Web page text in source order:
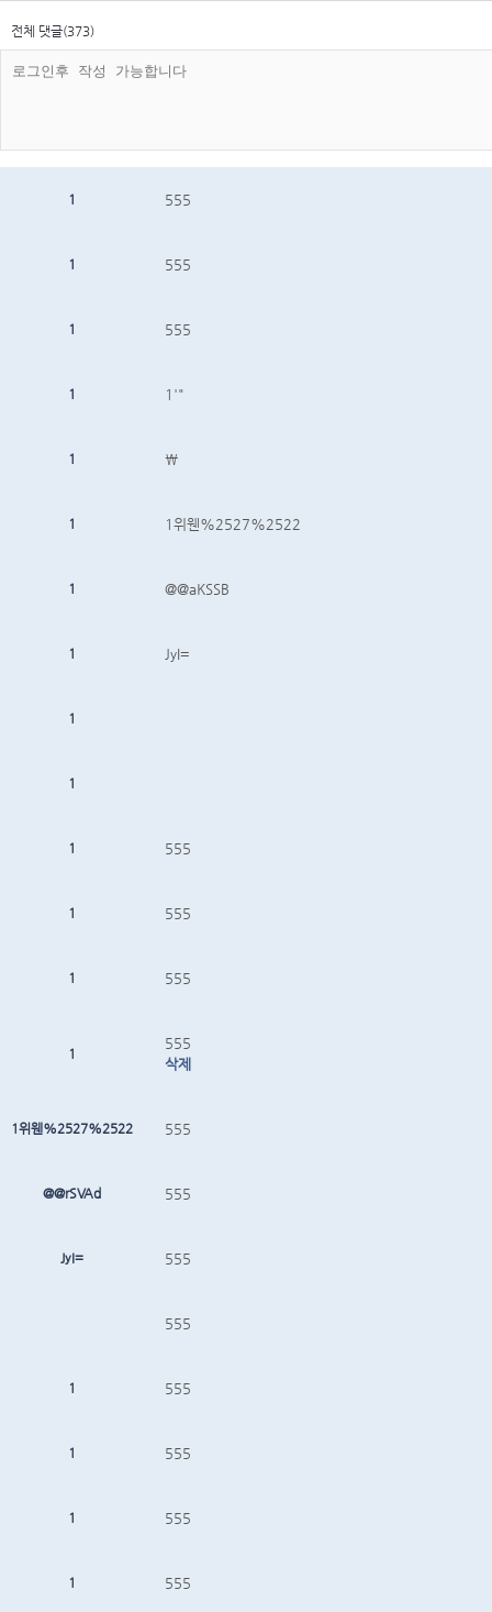
전체 댓글(373)
1 555
1 555
1 555
1 1'"
1 \
1 1위웬%2527%2522
1 @@aKSSB
1 JyI=
1
1
1 555
1 555
1 555
1
555
삭제
1위웬%2527%2522 555
@@rSVAd 555
JyI= 555
555
1 555
1 555
1 555
1 555